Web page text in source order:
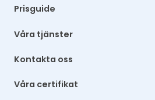
Prisguide
Våra tjänster
Kontakta oss
Våra certifikat